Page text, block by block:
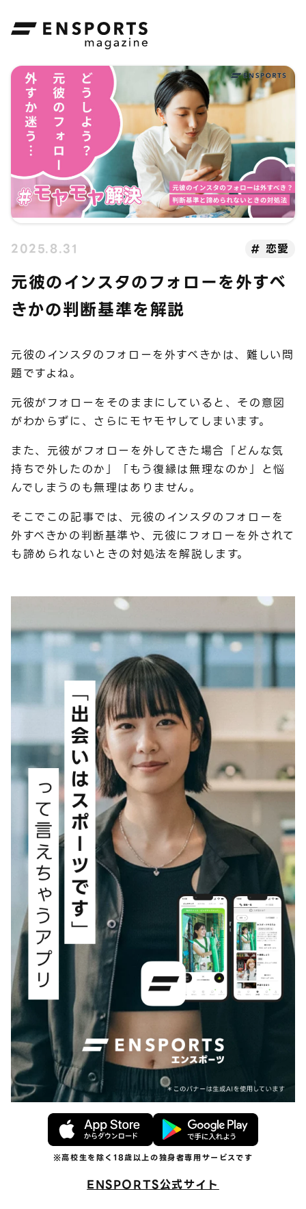
ENSPORTS magazine
2025.8.31 恋愛
元彼のインスタのフォローを外すべ
きかの判断基準を解説
元彼のインスタのフォローを外すべきかは、難しい問
題ですよね。
元彼がフォローをそのままにしていると、その意図
がわからずに、さらにモヤモヤしてしまいます。
また、元彼がフォローを外してきた場合「どんな気
持ちで外したのか」「もう復縁は無理なのか」と悩
んでしまうのも無理はありません。
そこでこの記事では、元彼のインスタのフォローを
外すべきかの判断基準や、元彼にフォローを外されて
も諦められないときの対処法を解説します。
ENSPORTS公式サイト